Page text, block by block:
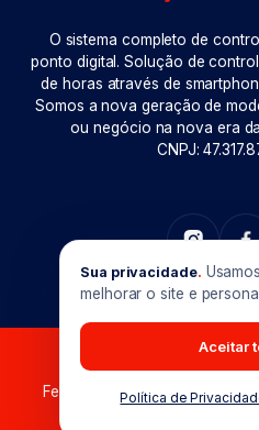
O sistema completo de
ponto digital. Solução de
de horas através de
Somos a nova geração de
ou negócio na nova era
CNPJ:
Pontua © 2026. Todos
Feito com muito
em
Sua privacidade.
melhorar o site e
Aceitar
Política de